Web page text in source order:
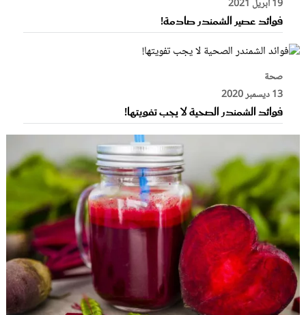
19 أبريل 2021
فوائد عصير الشمندر صادمة!
صحة
13 ديسمبر 2020
فوائد الشمندر الصحية لا يجب تفويتها!